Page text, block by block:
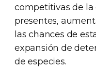
competitivas de
presentes,
las chances de
expansión de
de especies.